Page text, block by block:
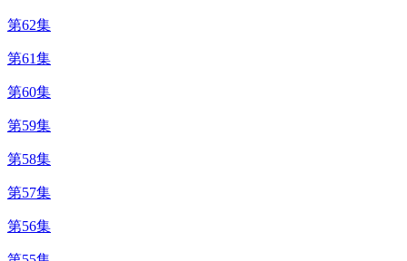
第62集
第61集
第60集
第59集
第58集
第57集
第56集